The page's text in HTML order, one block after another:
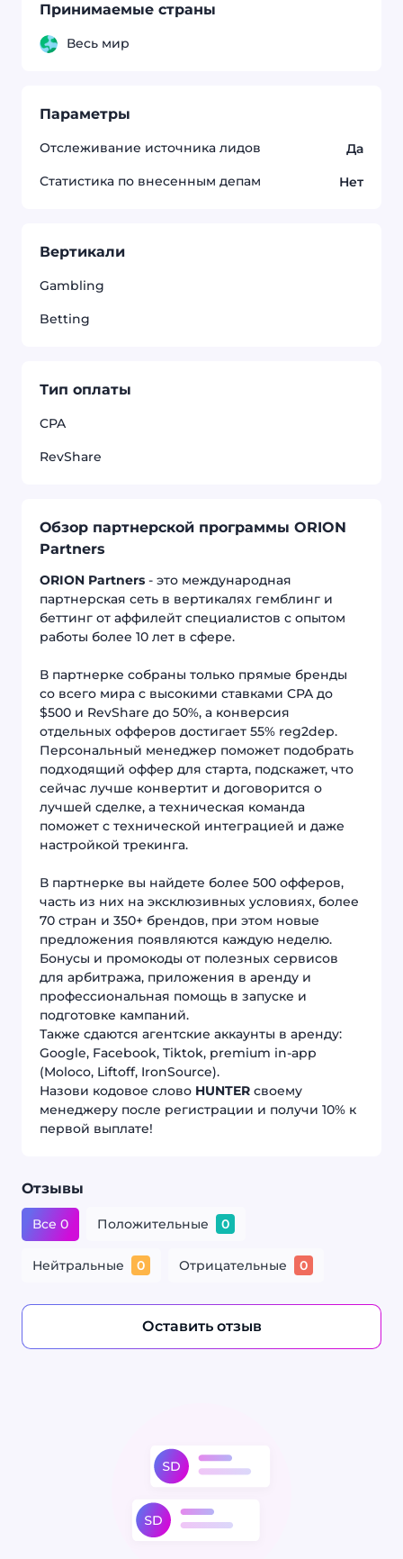
Принимаемые страны
Весь мир
Обзор партнерской программы ORION
Partners
ORION Partners - это международная
партнерская сеть в вертикалях гемблинг и
беттинг от аффилейт специалистов с опытом
работы более 10 лет в сфере.
В партнерке собраны только прямые бренды
со всего мира с высокими ставками CPA до
$500 и RevShare до 50%, а конверсия
отдельных офферов достигает 55% reg2dep.
Персональный менеджер поможет подобрать
подходящий оффер для старта, подскажет, что
сейчас лучше конвертит и договорится о
лучшей сделке, а техническая команда
поможет с технической интеграцией и даже
настройкой трекинга.
В партнерке вы найдете более 500 офферов,
часть из них на эксклюзивных условиях, более
70 стран и 350+ брендов, при этом новые
предложения появляются каждую неделю.
Бонусы и промокоды от полезных сервисов
для арбитража, приложения в аренду и
профессиональная помощь в запуске и
подготовке кампаний.
Также сдаются агентские аккаунты в аренду:
Google, Facebook, Tiktok, premium in-app
(Moloco, Liftoff, IronSource).
Назови кодовое слово HUNTER своему
менеджеру после регистрации и получи 10% к
первой выплате!
Параметры
Отслеживание источника лидов Да
Статистика по внесенным депам Нет
Вертикали
Gambling
Betting
Тип оплаты
CPA
RevShare
Отзывы
Все 0 Положительные 0
Нейтральные 0 Отрицательные 0
Оставить отзыв